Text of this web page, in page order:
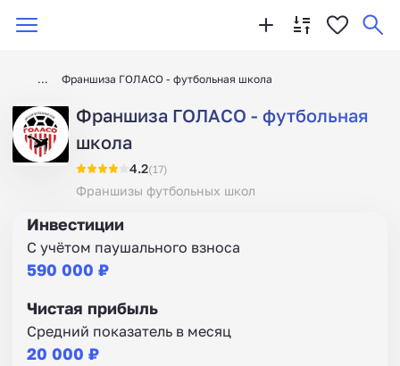
Франшиза ГОЛАСО - футбольная школа
Франшиза ГОЛАСО - футбольная
школа
4.2(17)
Франшизы футбольных школ
Инвестиции
С учётом паушального взноса
590 000 ₽
Чистая прибыль
Средний показатель в месяц
20 000 ₽